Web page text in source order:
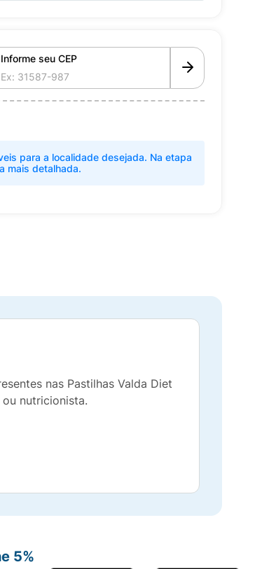
Informe seu CEP
para a localidade desejada. Na etapa
mais detalhada.
nas Pastilhas Valda Diet
nutricionista.
5%